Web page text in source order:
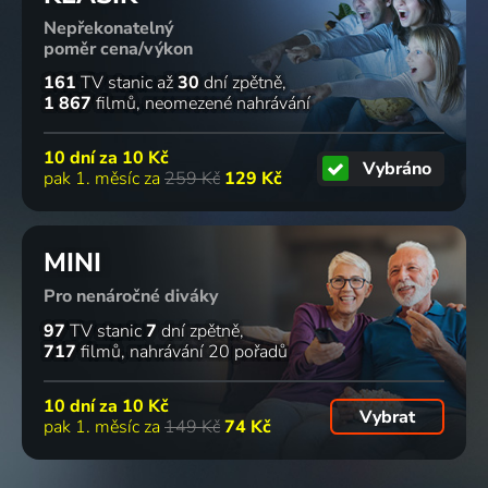
Káča
1970 | Československo | Pohádka
Poličky
1978 | Československo | Pohádka
dokoulelo
1977 | Československo | Pohádka
59%
Bílá
1979 | Československo | Pohádka
40%
Švec Janek
11 dílů
Čin-Čin
Krkonošské
1971 | Československo | Pohádka
O
ametystovom
kvete
1971 | Československo | Pohádka
8 dílů
Znovu u
Spejbla a
Hurvínka
1974 | Československo | Animovaný, Komedie, Loutkový, Pohádka, Rodinný
O čiperné
Markétě
1973 | Československo | Pohádka
Ľudská
láska
1978 | Československo | Pohádka
Nepřekonatelný
poměr cena/výkon
161 TV stanic až30 dní zpětně
1 867 filmů neomezené nahrávání
10 dní za 10 Kč
pak 1. měsíc za 259 Kč 129 Kč Vybráno
MINI
Pro nenáročné diváky
97 TV stanic7 dní zpětně
717 filmů nahrávání 20 pořadů
10 dní za 10 Kč
pak 1. měsíc za 149 Kč74 Kč Vybrat